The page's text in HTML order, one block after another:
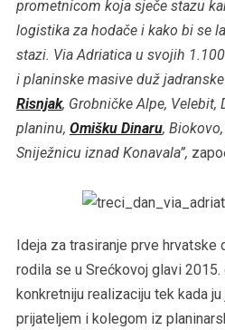
prometnicom koja sječe stazu
logistika za hodače i kako bi se
stazi. Via Adriatica u svojih
i planinske masive duž
Risnjak, Grobničke Alpe, Velebit,
planinu, Omišku Dinaru,
Sniježnicu iznad Konavala”,
Ideja za trasiranje prve hrvatske
rodila se u Srećkovoj glavi 2015.
konkretniju realizaciju tek kada
prijateljem i kolegom iz